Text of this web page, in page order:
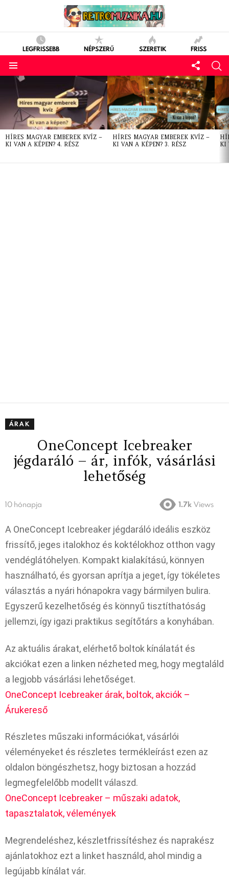
LEGFRISSEBB NÉPSZERŰ SZERETIK FRISS
LATEST
STORIES
HÍRES MAGYAR EMBEREK KVÍZ –
KI VAN A KÉPEN? 4. RÉSZ
HÍRES MAGYAR EMBEREK KVÍZ –
KI VAN A KÉPEN? 3. RÉSZ
KI
ÁRAK
OneConcept Icebreaker
jégdaráló – ár, infók, vásárlási
lehetőség
10 hónapja 1.7k Views
A OneConcept Icebreaker jégdaráló ideális eszköz
frissítő, jeges italokhoz és koktélokhoz otthon vagy
vendéglátóhelyen. Kompakt kialakítású, könnyen
használható, és gyorsan aprítja a jeget, így tökéletes
választás a nyári hónapokra vagy bármilyen bulira.
Egyszerű kezelhetőség és könnyű tisztíthatóság
jellemzi, így igazi praktikus segítőtárs a konyhában.
Az aktuális árakat, elérhető boltok kínálatát és
akciókat ezen a linken nézheted meg, hogy megtaláld
a legjobb vásárlási lehetőséget.
OneConcept Icebreaker árak, boltok, akciók –
Árukereső
Részletes műszaki információkat, vásárlói
véleményeket és részletes termékleírást ezen az
oldalon böngészhetsz, hogy biztosan a hozzád
legmegfelelőbb modellt válaszd.
OneConcept Icebreaker – műszaki adatok,
tapasztalatok, vélemények
Megrendeléshez, készletfrissítéshez és naprakész
ajánlatokhoz ezt a linket használd, ahol mindig a
legújabb kínálat vár.